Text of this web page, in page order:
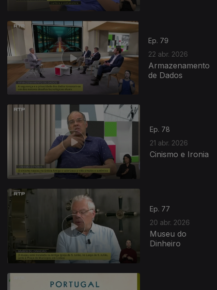
Ep. 79
22 abr. 2026
Armazenamento
de Dados
Ep. 78
21 abr. 2026
Cinismo e Ironia
Ep. 77
20 abr. 2026
Museu do
Dinheiro